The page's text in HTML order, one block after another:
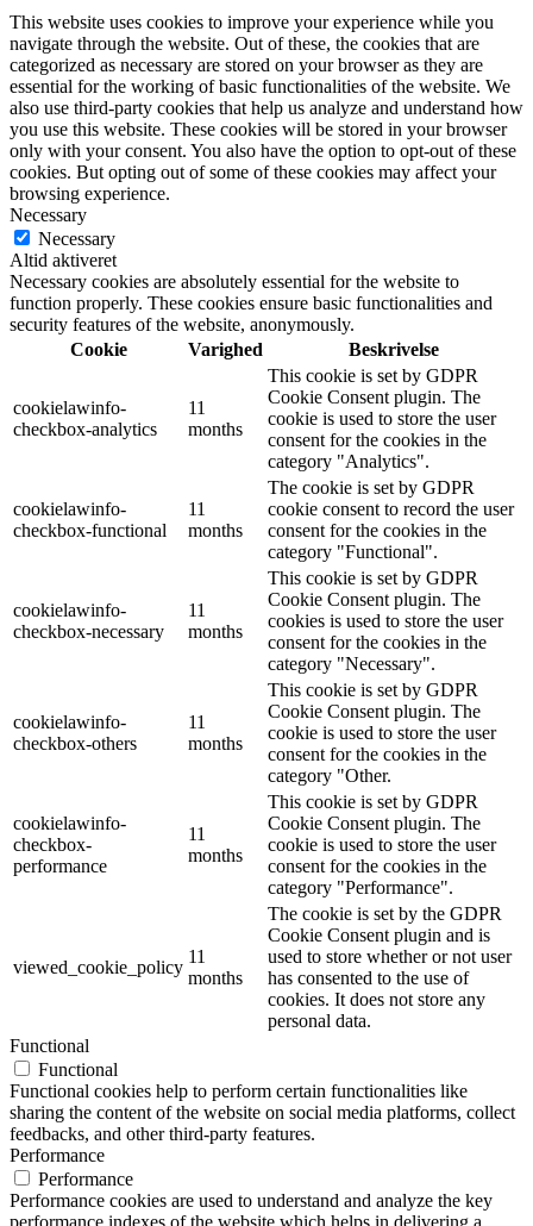
This website uses cookies to improve your experience while you
navigate through the website. Out of these, the cookies that are
categorized as necessary are stored on your browser as they are
essential for the working of basic functionalities of the website. We
also use third-party cookies that help us analyze and understand how
you use this website. These cookies will be stored in your browser
only with your consent. You also have the option to opt-out of these
cookies. But opting out of some of these cookies may affect your
browsing experience.
Necessary
Necessary
Altid aktiveret
Necessary cookies are absolutely essential for the website to
function properly. These cookies ensure basic functionalities and
security features of the website, anonymously.
Cookie
Varighed Beskrivelse
cookielawinfo-
checkbox-analytics
11
months
This cookie is set by GDPR
Cookie Consent plugin. The
cookie is used to store the user
consent for the cookies in the
category "Analytics".
cookielawinfo-
checkbox-functional
11
months
The cookie is set by GDPR
cookie consent to record the user
consent for the cookies in the
category "Functional".
cookielawinfo-
checkbox-necessary
11
months
This cookie is set by GDPR
Cookie Consent plugin. The
cookies is used to store the user
consent for the cookies in the
category "Necessary".
cookielawinfo-
checkbox-others
11
months
This cookie is set by GDPR
Cookie Consent plugin. The
cookie is used to store the user
consent for the cookies in the
category "Other.
cookielawinfo-
checkbox-
performance
11
months
This cookie is set by GDPR
Cookie Consent plugin. The
cookie is used to store the user
consent for the cookies in the
category "Performance".
viewed_cookie_policy
11
months
The cookie is set by the GDPR
Cookie Consent plugin and is
used to store whether or not user
has consented to the use of
cookies. It does not store any
personal data.
Functional
Functional
Functional cookies help to perform certain functionalities like
sharing the content of the website on social media platforms, collect
feedbacks, and other third-party features.
Performance
Performance
Performance cookies are used to understand and analyze the key
performance indexes of the website which helps in delivering a